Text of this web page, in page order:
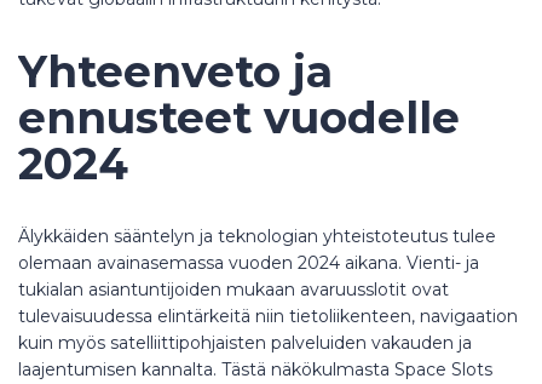
Yhteenveto ja
ennusteet vuodelle
2024
Älykkäiden sääntelyn ja teknologian yhteistoteutus tulee
olemaan avainasemassa vuoden 2024 aikana. Vienti- ja
tukialan asiantuntijoiden mukaan avaruusslotit ovat
tulevaisuudessa elintärkeitä niin tietoliikenteen, navigaation
kuin myös satelliittipohjaisten palveluiden vakauden ja
laajentumisen kannalta. Tästä näkökulmasta Space Slots